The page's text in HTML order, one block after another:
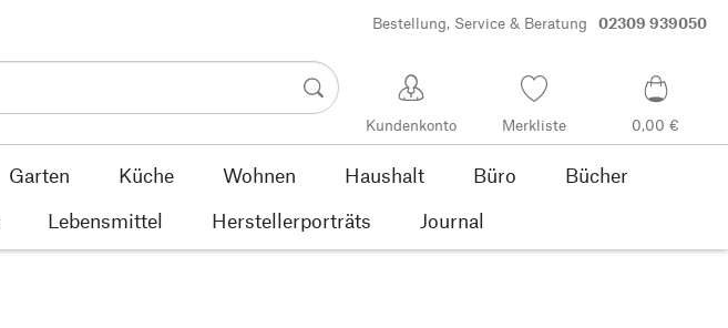
Bestellung, Service & Beratung 02309 939050
Kundenkonto Merkliste 0,00 €
Garten Küche Wohnen Haushalt Büro
Bücher
Lebensmittel Herstellerporträts Journal